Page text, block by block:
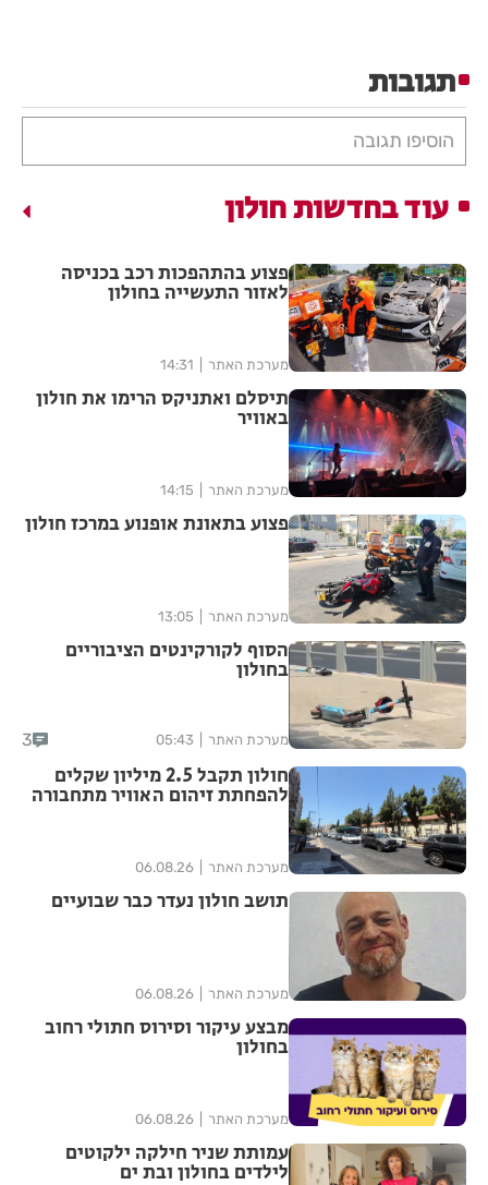
תגובות
הוסיפו תגובה
עוד בחדשות חולון
פצוע בהתהפכות רכב בכניסה
לאזור התעשייה בחולון
מערכת האתר 14:31
תיסלם ואתניקס הרימו את חולון
באוויר
מערכת האתר 14:15
פצוע בתאונת אופנוע במרכז חולון
מערכת האתר 13:05
הסוף לקורקינטים הציבוריים
בחולון
מערכת האתר 05:43
3
חולון תקבל 2.5 מיליון שקלים
להפחתת זיהום האוויר מתחבורה
מערכת האתר 06.08.26
תושב חולון נעדר כבר שבועיים
מערכת האתר 06.08.26
מבצע עיקור וסירוס חתולי רחוב
בחולון
מערכת האתר 06.08.26
עמותת שניר חילקה ילקוטים
לילדים בחולון ובת ים